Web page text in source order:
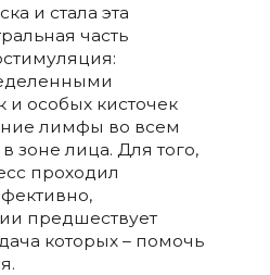
и стала эта
часть
особых кисточек
лимфы во всем
зоне лица. Для того,
проходил
предшествует
которых – помочь